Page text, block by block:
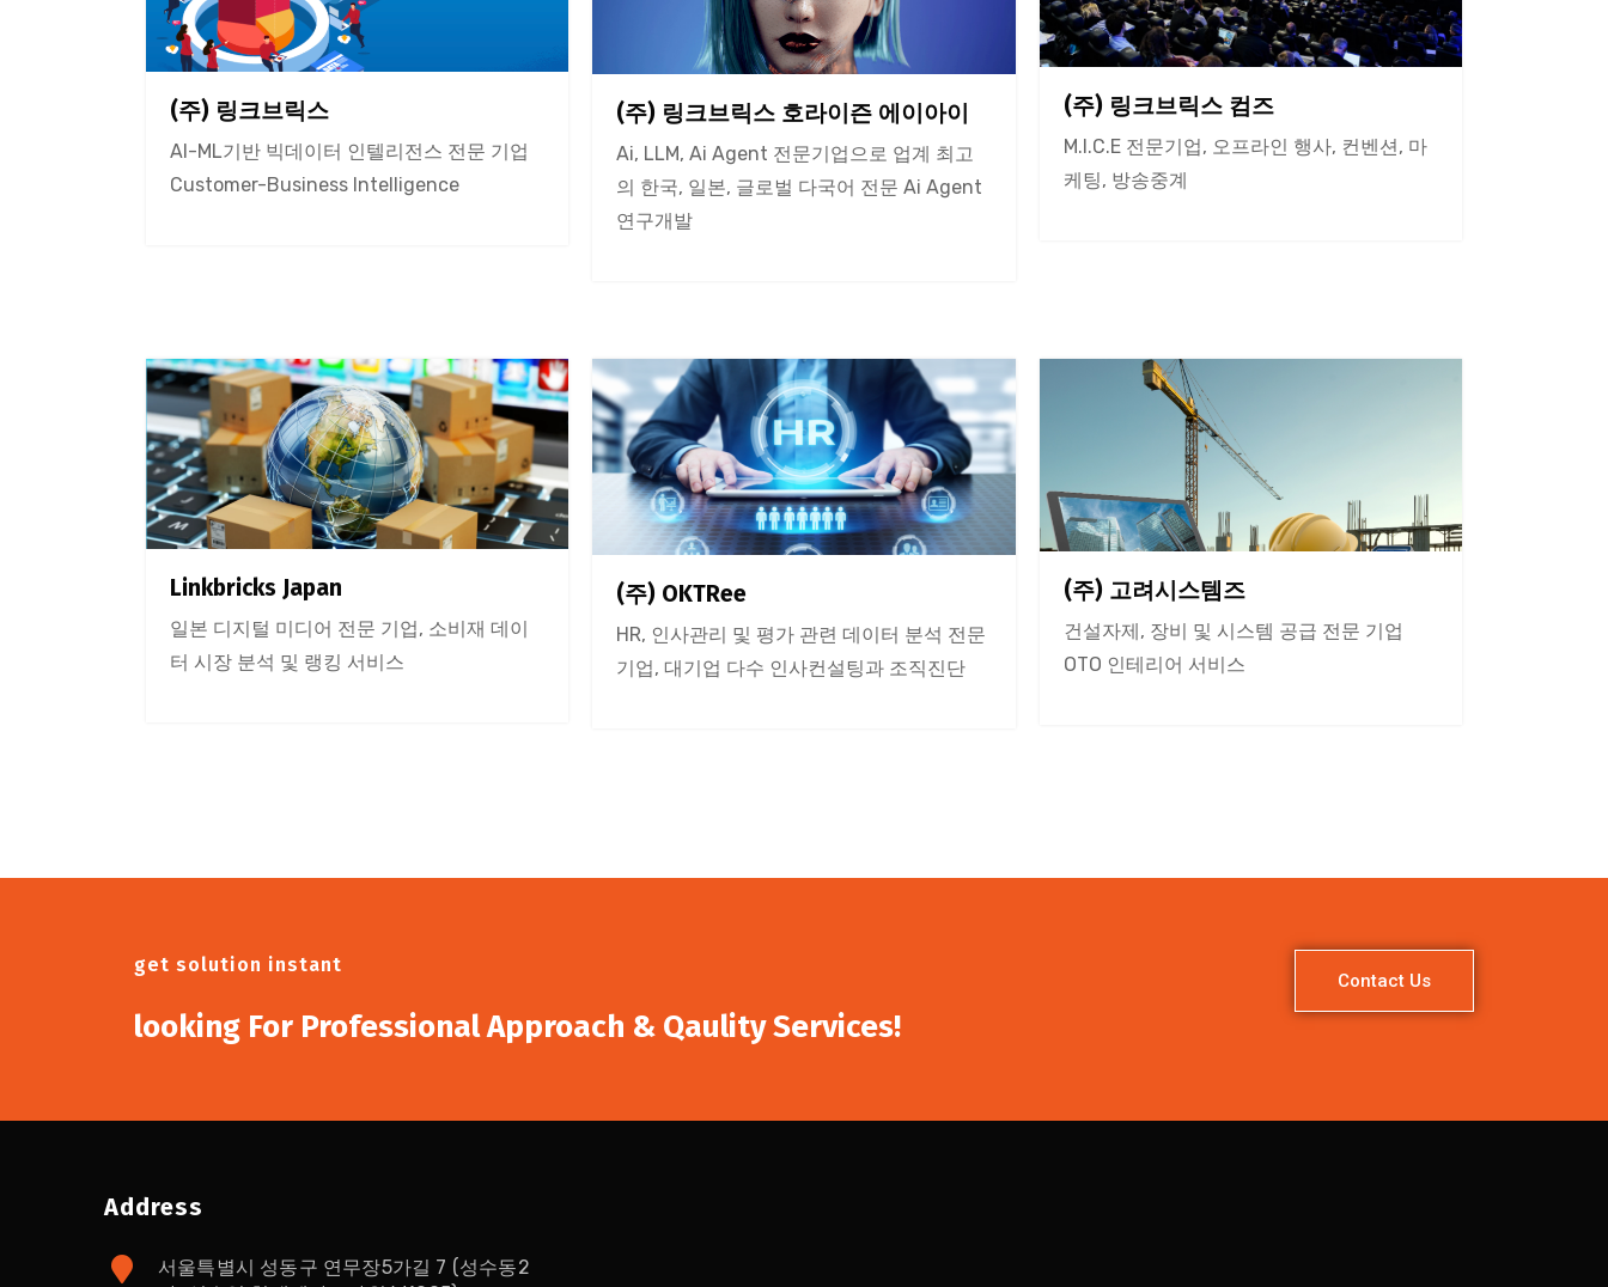
(주) 링크브릭스
AI-ML기반 빅데이터 인텔리전스 전문 기업
Customer-Business Intelligence
(주) 링크브릭스 호라이즌 에이아이
Ai, LLM, Ai Agent 전문기업으로 업계 최고
의 한국, 일본, 글로벌 다국어 전문 Ai Agent
연구개발
(주) 링크브릭스 컴즈
M.I.C.E 전문기업, 오프라인 행사, 컨벤션, 마
케팅, 방송중계
Linkbricks Japan
일본 디지털 미디어 전문 기업, 소비재 데이
터 시장 분석 및 랭킹 서비스
(주) OKTRee
HR, 인사관리 및 평가 관련 데이터 분석 전문
기업, 대기업 다수 인사컨설팅과 조직진단
(주) 고려시스템즈
건설자제, 장비 및 시스템 공급 전문 기업
OTO 인테리어 서비스
get solution instant
looking For Professional Approach & Qaulity Services!
Contact Us
Address
서울특별시 성동구 연무장5가길 7 (성수동2